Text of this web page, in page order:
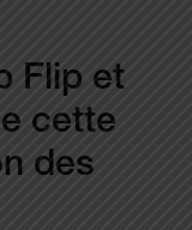
Flip et
cette
des